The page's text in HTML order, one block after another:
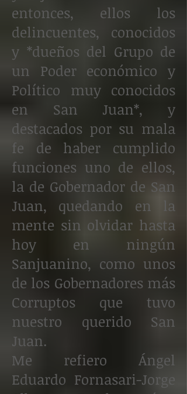
entonces, ellos los
delincuentes, conocidos
y *dueños del Grupo de
un Poder económico y
Político muy conocidos
en San Juan*, y
destacados por su mala
fe de haber cumplido
funciones uno de ellos,
la de Gobernador de San
Juan, quedando en la
mente sin olvidar hasta
hoy en ningún
Sanjuanino, como unos
de los Gobernadores más
Corruptos que tuvo
nuestro querido San
Juan.
Me refiero Ángel
Eduardo Fornasari-Jorge